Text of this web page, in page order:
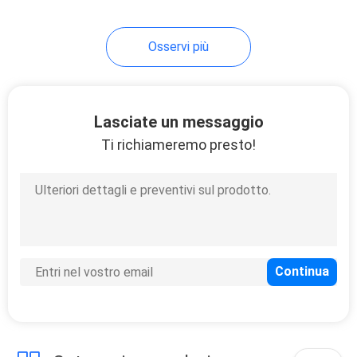
Maschera di lifting
posteriore portabile
Osservi più
Lasciate un messaggio
Ti richiameremo presto!